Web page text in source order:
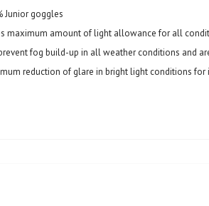
Junior goggles
maximum amount of light allowance for all
fog build-up in all weather conditions and
reduction of glare in bright light conditions for